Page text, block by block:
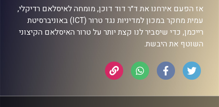
אז הפעם אירחנו את ד״ר דוד דוכן, מומחה לאיסלאם רדיקלי,
עמית מחקר במכון למדיניות נגד טרור (ICT) באוניברסיטת
רייכמן, כדי שיסביר לנו קצת יותר על טרור האיסלאם הקיצוני
השוטף את היבשת.